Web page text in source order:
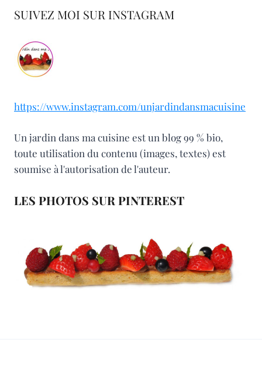
SUIVEZ MOI SUR INSTAGRAM
https://www.instagram.com/unjardindansmacuisine
Un jardin dans ma cuisine est un blog 99 % bio,
toute utilisation du contenu (images, textes) est
soumise à l'autorisation de l'auteur.
LES PHOTOS SUR PINTEREST